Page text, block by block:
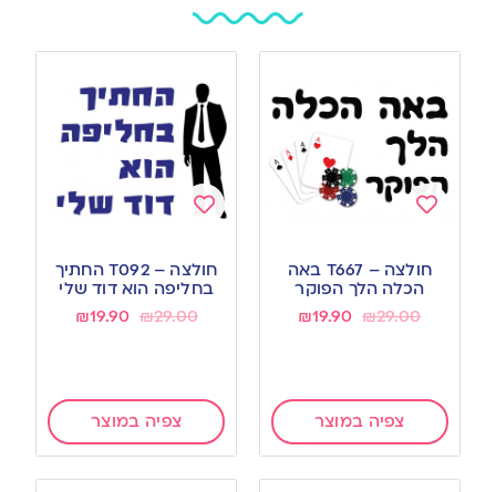
to
wishlist
חולצה – T667 באה
הכלה הלך הפוקר
₪29.00
₪19.90
צפיה במוצר
to
wishlist
חולצה – T092 החתיך
בחליפה הוא דוד שלי
₪29.00
₪19.90
צפיה במוצר